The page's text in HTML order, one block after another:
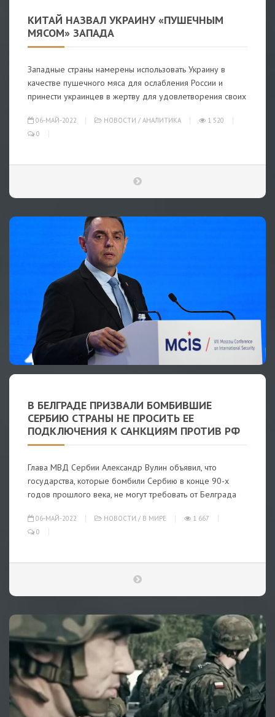
КИТАЙ НАЗВАЛ УКРАИНУ «ПУШЕЧНЫМ
МЯСОМ» ЗАПАДА
Западные страны намерены использовать Украину в
качестве пушечного мяса для ослабления России и
принести украинцев в жертву для удовлетворения своих
06-МАЙ-2022 НОВОСТИ / АНАЛИТИКА
1 520
0
В БЕЛГРАДЕ ПРИЗВАЛИ БОМБИВШИЕ
СЕРБИЮ СТРАНЫ НЕ ПРОСИТЬ ЕЕ
ПОДКЛЮЧЕНИЯ К САНКЦИЯМ ПРОТИВ РФ
Глава МВД Сербии Александр Вулин объявил, что
государства, которые бомбили Сербию в конце 90-х
годов прошлого века, не могут требовать от Белграда
06-МАЙ-2022 НОВОСТИ / В МИРЕ
1 667
0